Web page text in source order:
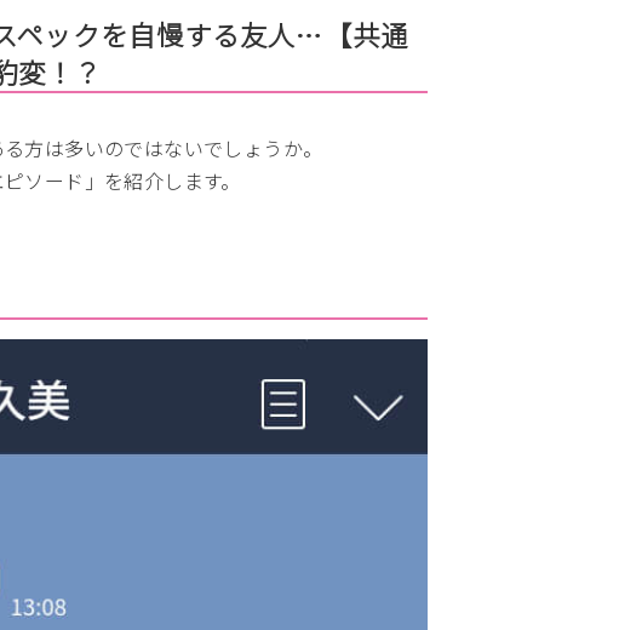
ペックを自慢する友人…【共通
変！？
方は多いのではないでしょうか。
ソード」を紹介します。